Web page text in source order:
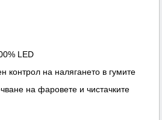
LED
контрол на налягането в гумите
на фаровете и чистачките